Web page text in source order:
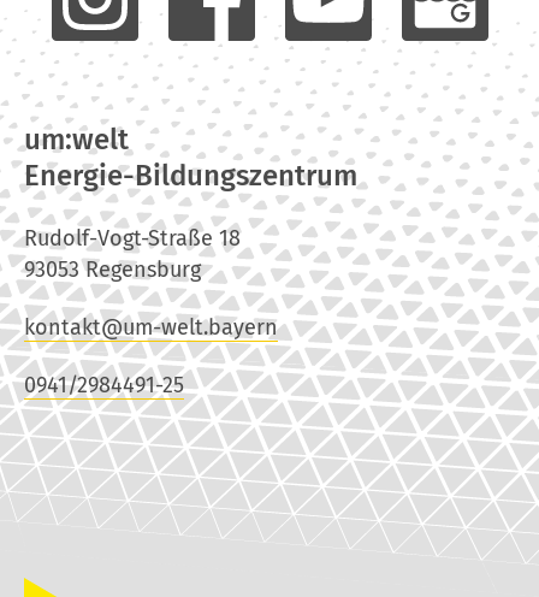
um:welt
Energie-Bildungszentrum
Rudolf-Vogt-Straße 18
93053 Regensburg
kontakt@um-welt.bayern
0941/2984491-25